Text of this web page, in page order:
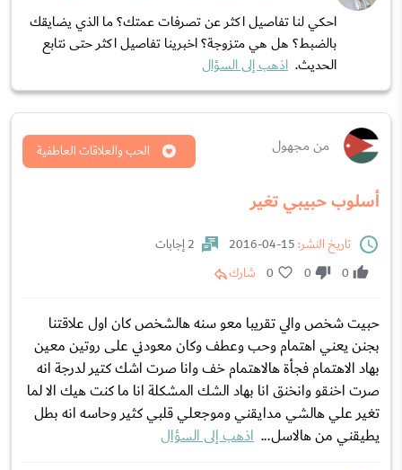
احكي لنا تفاصيل اكثر عن تصرفات عمتك؟ ما الذي يضايقك
بالضبط؟ هل هي متزوجة؟ اخبرينا تفاصيل اكثر حتى نتابع
الحديث. اذهب إلى السؤال
من مجهول
أسلوب حبيبي تغير
الحب والعلاقات العاطفية
تاريخ النشر:
2 إجابات
0
0
0 شارك
حبيت شخص والي تقريبا معو سنه هالشخص كان اول علاقتنا
بجنن يعني اهتمام وحب وعطف وكان معودني على روتين معين
بهاد الاهتمام فجأة هالاهتمام خف وانا صرت اشك كتير لدرجة انه
صرت اخنقو وانخنق انا بهاد الشك المشكلة انا ما كنت هيك الا لما
تغير علي هالشي مدايقني وموجعلي قلبي كثير وحاسه انه بطل
يطيقني من هالاسل... اذهب إلى السؤال